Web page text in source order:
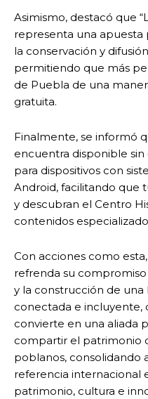
Asimismo, destacó que
representa una apuesta
la conservación y
permitiendo que más
de Puebla de una
gratuita.
Finalmente, se informó
encuentra disponible
para dispositivos con
Android, facilitando que
y descubran el Centro
contenidos
Con acciones como
refrenda su
y la construcción de
conectada e incluyente,
convierte en una aliada
compartir el patrimonio
poblanos, consolidando
referencia internacional
patrimonio, cultura e